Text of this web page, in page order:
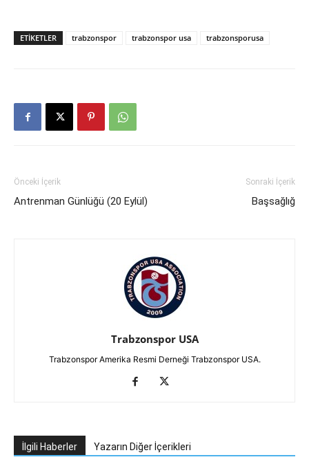
ETIKETLER trabzonspor trabzonspor usa trabzonsporusa
Önceki İçerik
Antrenman Günlüğü (20 Eylül)
Sonraki İçerik
Başsağlığ
Trabzonspor USA
Trabzonspor Amerika Resmi Derneği Trabzonspor USA.
İlgili Haberler Yazarın Diğer İçerikleri